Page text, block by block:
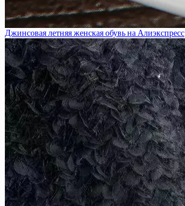
Джинсовая летняя женская обувь на Алиэкспресс